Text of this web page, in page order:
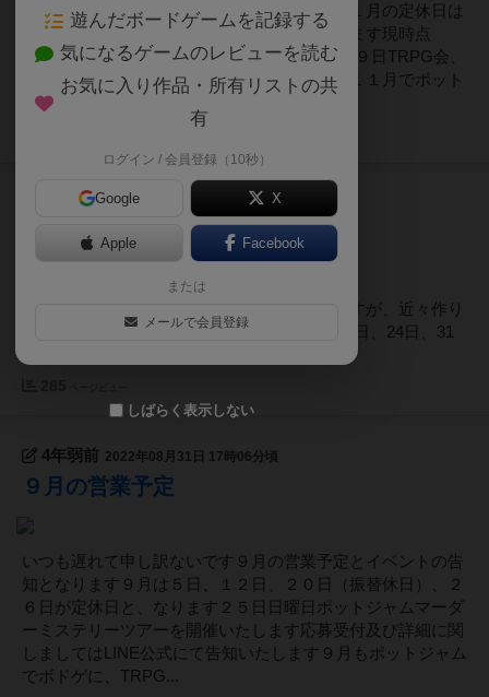
た。間違いや変更は分かり次第修正します１１月の定休日は
７日、１４日、２１日、２８日月曜日となります現時点
（10/３０）で固定されている予定としては１９日TRPG会、
２７日マダミス（演目未定）を予定してます１１月でポット
ジャムも２周年を迎えま...
4年弱前 2022年10月03日 20時49分頃
10月カレンダー(仮)
急ぎ作ってしまったので手書きで見づらいですが、近々作り
直します10月の定休日は3日、4日、11日、17日、24日、31
4年弱前 2022年08月31日 17時06分頃
９月の営業予定
いつも遅れて申し訳ないです９月の営業予定とイベントの告
知となります９月は５日、１２日、２０日（振替休日）、２
６日が定休日と、なります２５日日曜日ポットジャムマーダ
ーミステリーツアーを開催いたします応募受付及び詳細に関
しましてはLINE公式にて告知いたします９月もポットジャム
でボドゲに、TRPG...
遊んだボードゲームを記録する
気になるゲームのレビューを読む
お気に入り作品・所有リストの共
有
ログイン / 会員登録（10秒）
Google X
Apple Facebook
または
メールで会員登録
しばらく表示しない